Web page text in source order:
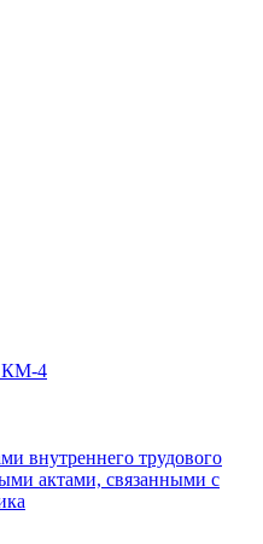
КМ-4
внутреннего трудового
актами, связанными с